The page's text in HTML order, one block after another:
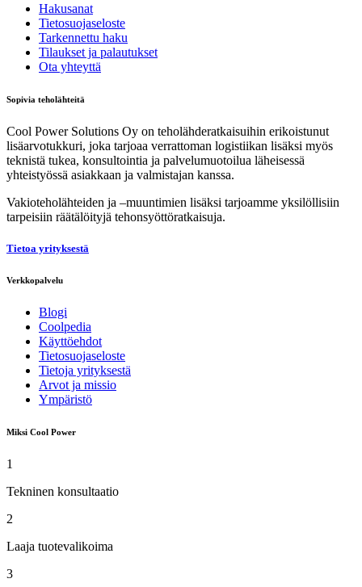
Hakusanat
Tietosuojaseloste
Tarkennettu haku
Tilaukset ja palautukset
Ota yhteyttä
Sopivia teholähteitä
Cool Power Solutions Oy on teholähderatkaisuihin erikoistunut
lisäarvotukkuri, joka tarjoaa verrattoman logistiikan lisäksi myös
teknistä tukea, konsultointia ja palvelumuotoilua läheisessä
yhteistyössä asiakkaan ja valmistajan kanssa.
Vakioteholähteiden ja –muuntimien lisäksi tarjoamme yksilöllisiin
tarpeisiin räätälöityjä tehonsyöttöratkaisuja.
Tietoa yrityksestä
Verkkopalvelu
Blogi
Coolpedia
Käyttöehdot
Tietosuojaseloste
Tietoja yrityksestä
Arvot ja missio
Ympäristö
Miksi Cool Power
1
Tekninen konsultaatio
2
Laaja tuotevalikoima
3